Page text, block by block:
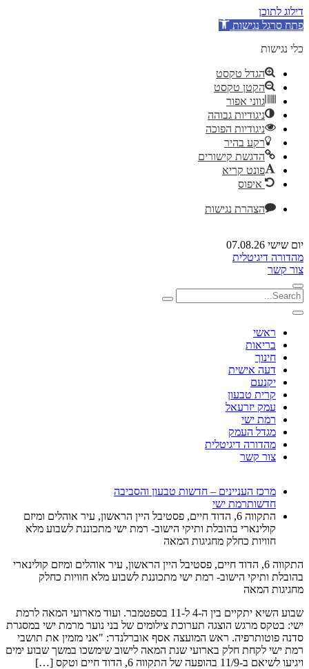
דילוג לתוכן
פתח סרגל נגישות
כלי נגישות
הגדל טקסט
הקטן טקסט
גווני אפור
ניגודיות גבוהה
ניגודיות הפוכה
רקע בהיר
הדגשת קישורים
פונט קריא
איפוס
הצהרת נגישות
יום שישי 07.08.26
מהדורה דיגיטלית
צור קשר
ראשי
בריאות
חינוך
דעה אישית
יקנעם
קרית טבעון
עמק יזרעאל
רמת ישי
מגדל העמק
מהדורה דיגיטלית
צור קשר
מרכז העניינים – חדשות טבעון והסביבה
חדשותרמת ישי
התקווה 6, הדוד חיים, פסטיבל היין הראשון, עיר אוהלים ומיזם
קולינארי בהובלת ותיקי הישוב- רמת ישי מתכוננת לשבוע מלא
חוויות כחלק מחגיגות המאה
התקווה 6, הדוד חיים, פסטיבל היין הראשון, עיר אוהלים ומיזם קולינארי
בהובלת ותיקי הישוב- רמת ישי מתכוננת לשבוע מלא חוויות כחלק
מחגיגות המאה
שבוע השיא יתקיים בין ה-4 ל-11 בספטמבר. ועוד מארועי המאה לרמת
ישי: בטקס מרגש הוצגה תערוכת צילומים של בני נוער מרמת ישי במסגרת
סדנה פוטותרפיה. ראש המועצה אסף אוברלנדר: "אני מזמין את תושבי
רמת ישי לקחת חלק בארועי שנת המאה לישוב שימשכו במשך שבוע ימים
ויגיעו לשיאם ב-11/9 בהופעה של התקווה 6, הדוד חיים וטקס […]